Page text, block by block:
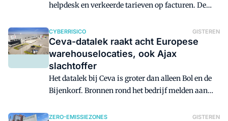
helpdesk en verkeerde tarieven op facturen. De
vlekkeloos. Een deel van de problemen is
inmiddels opgelost, maar nog altijd wacht een
aantal transportbedrijven tot de verplichte
tolkastjes geleverd worden.
CYBERRISICO GISTEREN
Ceva-datalek raakt acht Europese
warehouselocaties, ook Ajax
slachtoffer
Het datalek bij Ceva is groter dan alleen Bol en de
Bijenkorf. Bronnen rond het bedrijf melden aan
gaan die getroffen zijn. Ook voetbalclub Ajax
ZERO-EMISSIEZONES GISTEREN